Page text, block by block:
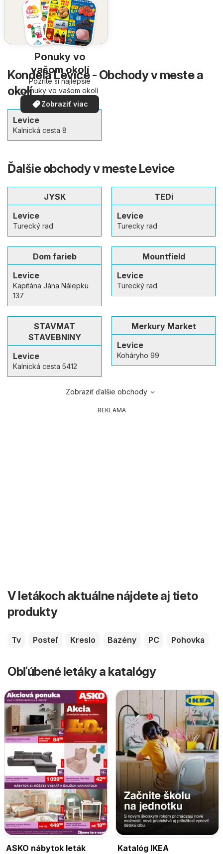
Ponuky vo
vašom okolí
Pozrite si najlepšie
ponuky vo vašom okolí
Zobraziť viac
Kondela Levice - Obchody v meste a
okolí
Levice
Kalnická cesta 8
Ďalšie obchody v meste Levice
JYSK
Levice
Turecký rad
TEDi
Levice
Turecky rad
Dom farieb
Levice
Kapitána Jána Nálepku
137
Mountfield
Levice
Turecký rad
STAVMAT
STAVEBNINY
Levice
Kalnická cesta 5412
Merkury Market
Levice
Koháryho 99
Zobraziť ďalšie obchody
REKLAMA
V letákoch aktuálne nájdete aj tieto
produkty
Tv Posteľ Kreslo Bazény PC Pohovka
Obľúbené letáky a katalógy
ASKO nábytok leták Katalóg IKEA